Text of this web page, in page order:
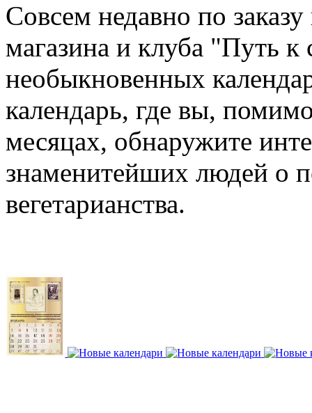
Совсем недавно по
магазина и клуба "Путь
необыкновенных
календарь, где вы,
месяцах, обнаружите
знаменитейших людей о
вегетарианства.